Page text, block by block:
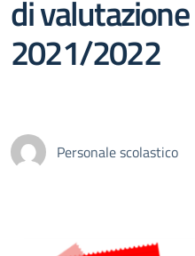
di
2021/2022
Personale scolastico